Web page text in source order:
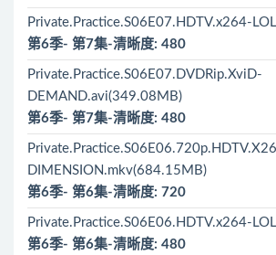
Private.Practice.S06E07.HDTV.x264-
第6季- 第7集-清晰度: 480
Private.Practice.S06E07.DVDRip.XviD-
DEMAND.avi(349.08MB)
第6季- 第7集-清晰度: 480
DIMENSION.mkv(684.15MB)
第6季- 第6集-清晰度: 720
Private.Practice.S06E06.HDTV.x264-
第6季- 第6集-清晰度: 480